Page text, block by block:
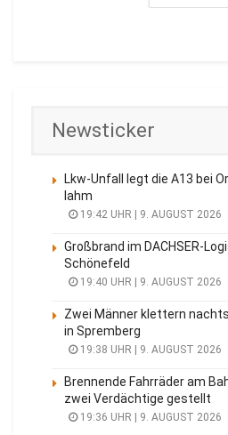
Newsticker
Lkw-Unfall legt die A13 bei
lahm
19:42 UHR | 9. AUGUST 2026
Großbrand im DACHSER-
Schönefeld
19:40 UHR | 9. AUGUST 2026
Zwei Männer klettern
in Spremberg
19:38 UHR | 9. AUGUST 2026
Brennende Fahrräder am
zwei Verdächtige gestellt
19:36 UHR | 9. AUGUST 2026